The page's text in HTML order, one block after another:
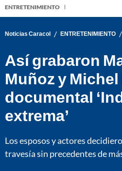
ENTRETENIMIENTO
Noticias Caracol / ENTRETENIMIENTO /
Así grabaron
Muñoz y
documental
extrema’
Los esposos y actores
travesía sin precedentes de